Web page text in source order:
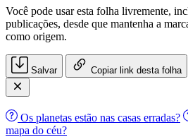
Você pode usar esta folha livremente,
publicações, desde que mantenha a
como origem.
Salvar Copiar link desta folha
Os planetas estão nas casas erradas?
mapa do céu?